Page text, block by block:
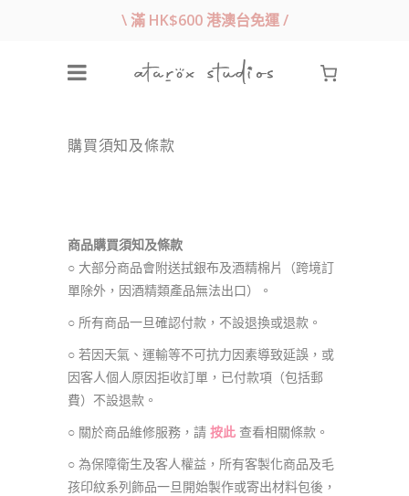
\ 滿 HK$600 港澳台免運 /
購買須知及條款
商品購買須知及條款
○ 大部分商品會附送拭銀布及酒精棉片（跨境訂
單除外，因酒精類產品無法出口）。
○ 所有商品一旦確認付款，不設退換或退款。
○ 若因天氣、運輸等不可抗力因素導致延誤，或
因客人個人原因拒收訂單，已付款項（包括郵
費）不設退款。
○ 關於商品維修服務，請 按此 查看相關條款。
○ 為保障衛生及客人權益，所有客製化商品及毛
孩印紋系列飾品一旦開始製作或寄出材料包後，